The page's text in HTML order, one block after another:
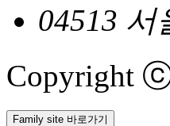
04513
Copyright
Family site 바로가기